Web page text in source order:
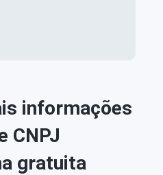
informações
CNPJ
gratuita